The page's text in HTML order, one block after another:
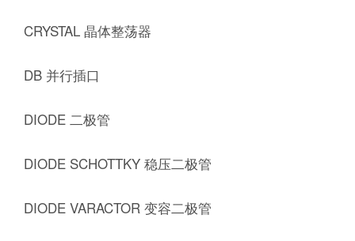
CRYSTAL 晶体整荡器
DB 并行插口
DIODE 二极管
DIODE SCHOTTKY 稳压二极管
DIODE VARACTOR 变容二极管